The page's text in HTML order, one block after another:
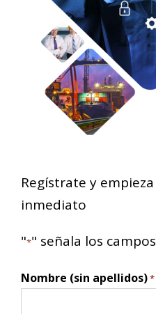
Regístrate y
inmediato
"*" señala los
Nombre (sin apellidos)*